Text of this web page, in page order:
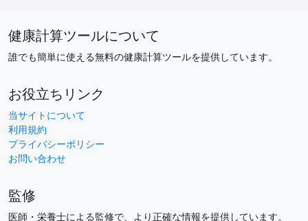
健康計算ツールについて
誰でも簡単に使える無料の健康計算ツールを提供しています。
お役立ちリンク
当サイトについて
利用規約
プライバシーポリシー
お問い合わせ
監修
医師・栄養士による監修で、より正確な情報を提供しています。